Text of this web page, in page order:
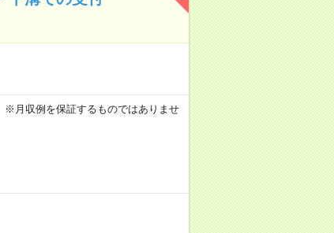
月収例を保証するものではありませ